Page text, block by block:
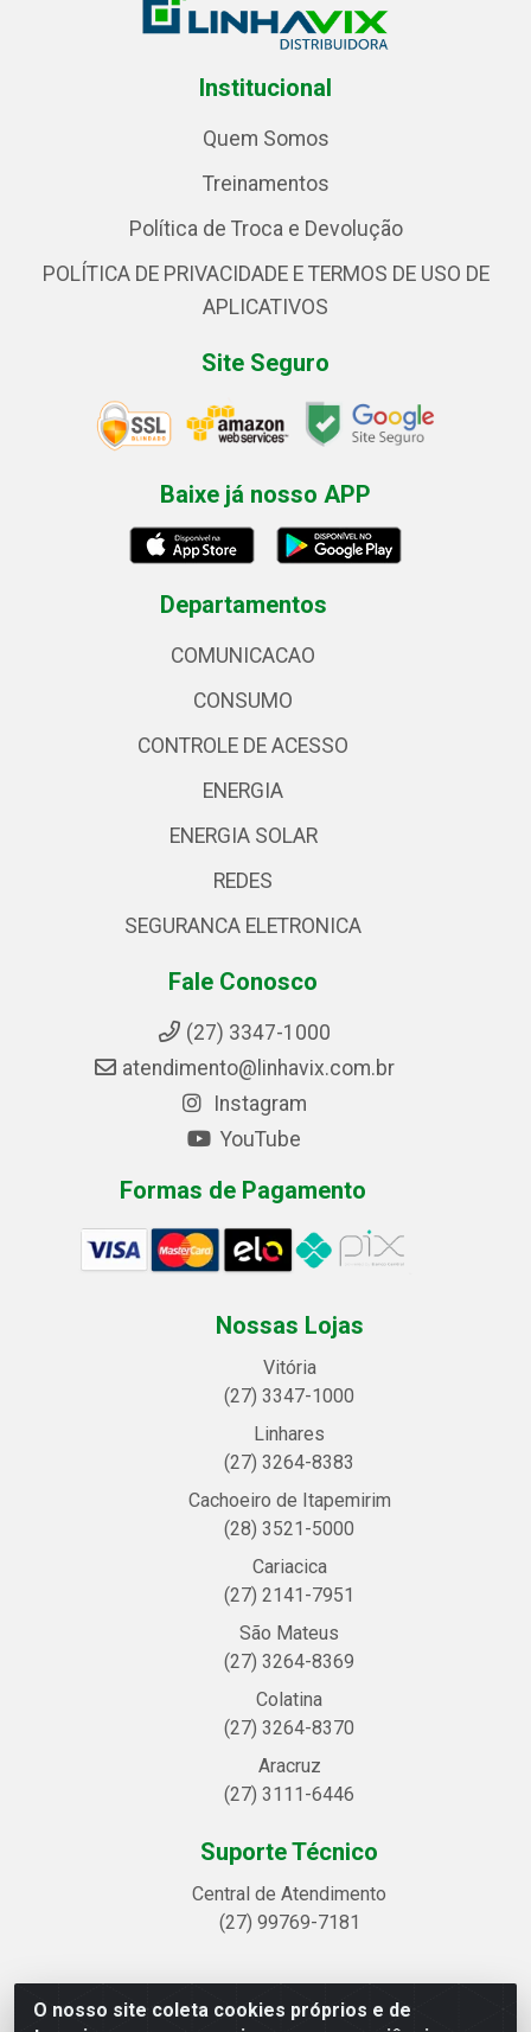
O nosso site coleta cookies próprios e de
Institucional
Quem Somos
Treinamentos
Política de Troca e Devolução
POLÍTICA DE PRIVACIDADE E TERMOS DE USO DE
APLICATIVOS
Site Seguro
Baixe já nosso APP
Departamentos
COMUNICACAO
CONSUMO
CONTROLE DE ACESSO
ENERGIA
ENERGIA SOLAR
REDES
SEGURANCA ELETRONICA
Fale Conosco
(27) 3347-1000
atendimento@linhavix.com.br
Instagram
YouTube
Formas de Pagamento
Nossas Lojas
Vitória
(27) 3347-1000
Linhares
(27) 3264-8383
Cachoeiro de Itapemirim
(28) 3521-5000
Cariacica
(27) 2141-7951
São Mateus
(27) 3264-8369
Colatina
(27) 3264-8370
Aracruz
(27) 3111-6446
Suporte Técnico
Central de Atendimento
(27) 99769-7181
Linhavix Distribuidora LTDA - Avenida Alegre, 2521 -